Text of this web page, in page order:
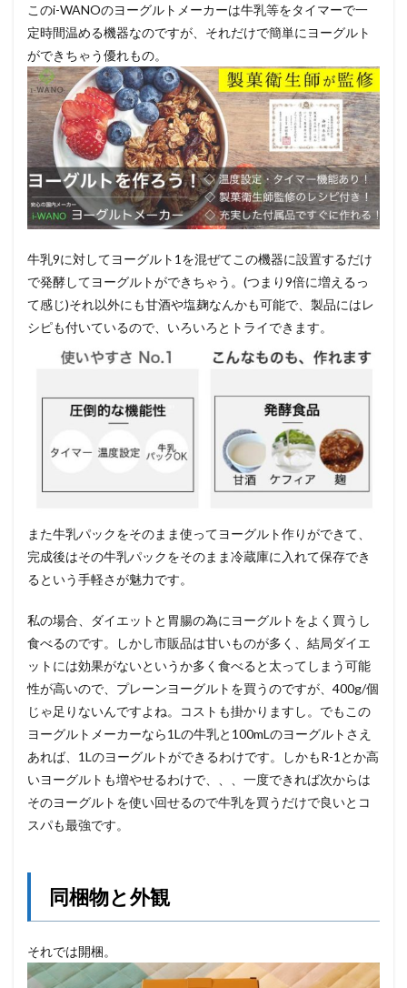
このi-WANOのヨーグルトメーカーは牛乳等をタイマーで一
定時間温める機器なのですが、それだけで簡単にヨーグルト
ができちゃう優れもの。
牛乳9に対してヨーグルト1を混ぜてこの機器に設置するだけ
で発酵してヨーグルトができちゃう。(つまり9倍に増えるっ
て感じ)それ以外にも甘酒や塩麹なんかも可能で、製品にはレ
シピも付いているので、いろいろとトライできます。
また牛乳パックをそのまま使ってヨーグルト作りができて、
完成後はその牛乳パックをそのまま冷蔵庫に入れて保存でき
るという手軽さが魅力です。
私の場合、ダイエットと胃腸の為にヨーグルトをよく買うし
食べるのです。しかし市販品は甘いものが多く、結局ダイエ
ットには効果がないというか多く食べると太ってしまう可能
性が高いので、プレーンヨーグルトを買うのですが、400g/個
じゃ足りないんですよね。コストも掛かりますし。でもこの
ヨーグルトメーカーなら1Lの牛乳と100mLのヨーグルトさえ
あれば、1Lのヨーグルトができるわけです。しかもR-1とか高
いヨーグルトも増やせるわけで、、、一度できれば次からは
そのヨーグルトを使い回せるので牛乳を買うだけで良いとコ
スパも最強です。
同梱物と外観
それでは開梱。